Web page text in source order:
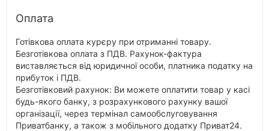
Оплата
Готівкова оплата курєру при отриманні товару.
Безготівкова оплата з ПДВ. Рахунок-фактура
виставляється від юридичної особи, платника податку на
прибуток і ПДВ.
Безготівковий рахунок: Ви можете оплатити товар у касі
будь-якого банку, з розрахункового рахунку вашої
організації, через термінал самообслуговування
Приватбанку, а також з мобільного додатку Приват24.